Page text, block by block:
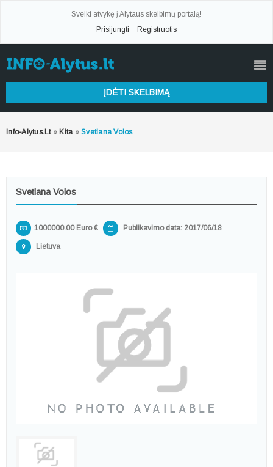
Sveiki atvykę į Alytaus skelbimų portalą!
Prisijungti
Registruotis
ĮDĖTI SKELBIMĄ
Info-Alytus.lt » Kita » Svetlana Volos
Svetlana Volos
1000000.00 Euro € Publikavimo data: 2017/06/18
Lietuva